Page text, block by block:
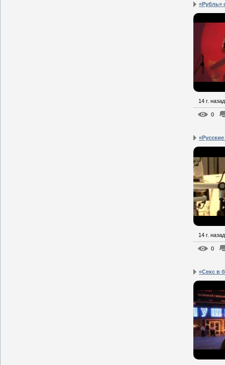
«Рубль»
14 г. назад
0
14 г. назад
0
«Секс в